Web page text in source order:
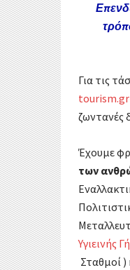
Για τις
tourism.gr
ζωντανές
Έχουμε
των
Υγιεινής
Σταθμοί )